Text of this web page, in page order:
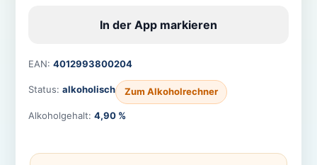
In der App markieren
EAN: 4012993800204
Status: alkoholisch Zum Alkoholrechner
Alkoholgehalt: 4,90 %